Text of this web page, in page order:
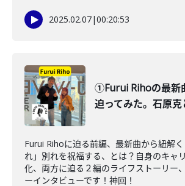
2025.02.07|00:20:53
①Furui Rihoの最新
迫ってみた。石原克
Furui Rihoに迫る前編、最新曲から紐解
れ」別れを祝福する、とは？自身のキャ
化、両方に迫る２編のライフストーリー
ーインタビューです！神回！